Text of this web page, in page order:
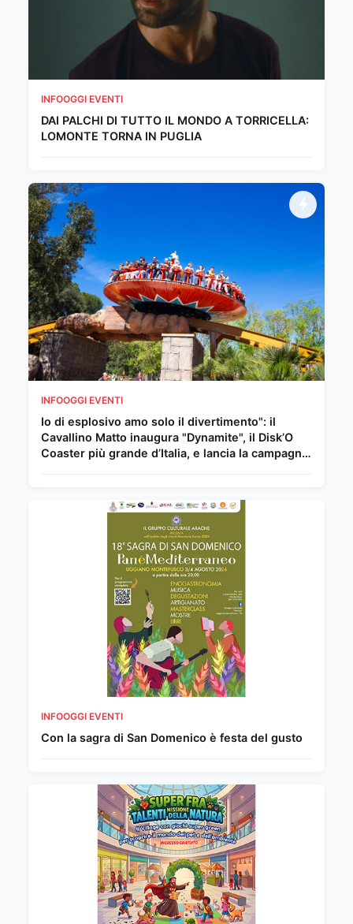
INFOOGGI EVENTI
DAI PALCHI DI TUTTO IL MONDO A TORRICELLA:
LOMONTE TORNA IN PUGLIA
INFOOGGI EVENTI
Io di esplosivo amo solo il divertimento": il
Cavallino Matto inaugura "Dynamite", il Disk’O
Coaster più grande d’Italia, e lancia la campagna
INFOOGGI EVENTI
Con la sagra di San Domenico è festa del gusto